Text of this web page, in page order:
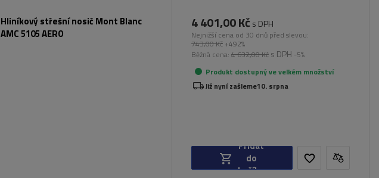
Hliníkový střešní nosič Mont Blanc
AMC 5105 AERO
4 401,00 Kč s DPH
Nejnižší cena od 30 dnů před slevou:
743,00 Kč +492%
Běžná cena: 4 632,00 Kč s DPH -5%
Produkt dostupný ve velkém množství
Již nyní zašleme10. srpna
Přidat
do
košíku